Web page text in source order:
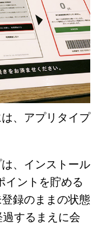
、アプリタイプ
、インストール
イントを貯める
録のままの状態
するまえに会